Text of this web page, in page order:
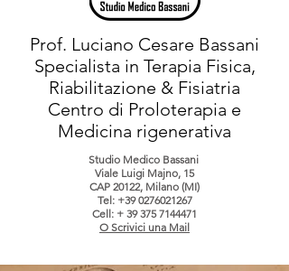
Prof. Luciano Cesare Bassani
Specialista in Terapia Fisica,
Riabilitazione & Fisiatria
Centro di Proloterapia e
Medicina rigenerativa
Studio Medico Bassani
Viale Luigi Majno, 15
CAP 20122, Milano (MI)
Tel: +39 0276021267
Cell: + 39 375 7144471
O Scrivici una Mail